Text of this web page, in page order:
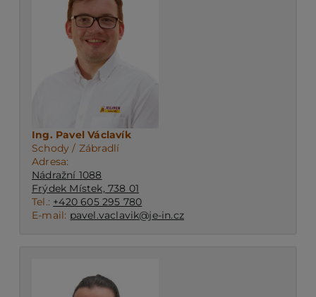
Ing. Pavel Václavík
Schody / Zábradlí
Adresa:
Nádražní 1088
Frýdek Místek, 738 01
Tel.: +420 605 295 780
E-mail: pavel.vaclavik@je-in.cz